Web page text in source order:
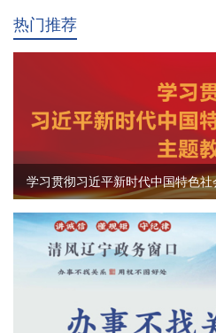
热门推荐
学习贯彻习近平新时代中国特色